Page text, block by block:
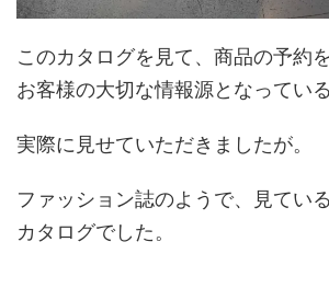
このカタログを見て、商品の予約
お客様の大切な情報源となってい
実際に見せていただきましたが。
ファッション誌のようで、見てい
カタログでした。